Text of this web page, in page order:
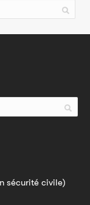
sécurité civile)